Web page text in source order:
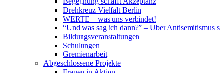
Drehkreuz Vielfalt Berlin
WERTE – was uns verbindet!
“Und was sag ich dann?” – Über Antisemitismus
Bildungsveranstaltungen
Schulungen
Gremienarbeit
Abgeschlossene Projekte